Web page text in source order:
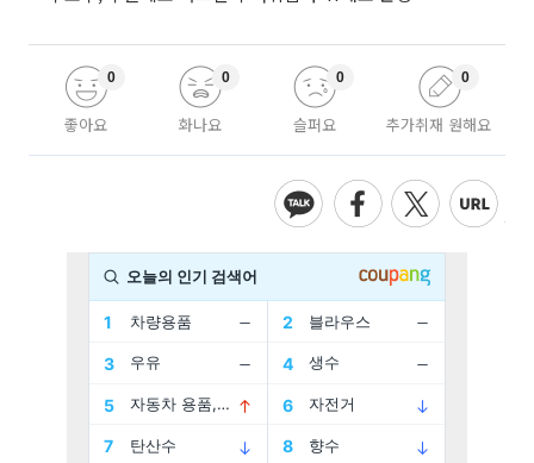
좋아요
0
화나요
0
슬퍼요
0
추가취재 원해요
0